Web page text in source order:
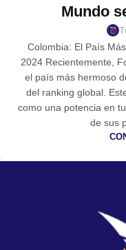
Mundo
Colombia: El País
2024 Recientemente,
el país más hermoso
del ranking global.
como una potencia en
de sus